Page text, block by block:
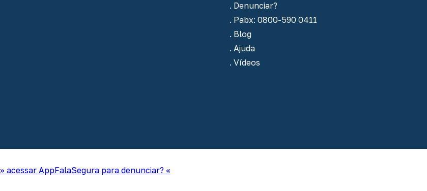
. Denunciar?
. Pabx: 0800-590 0411
. Blog
. Ajuda
. Vídeos
>> acessar AppFalaSegura para denunciar? <<